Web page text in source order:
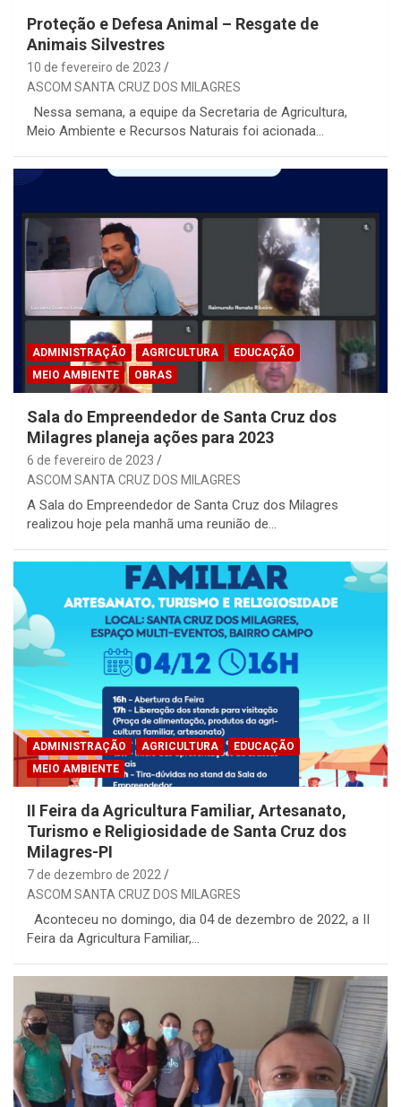
Proteção e Defesa Animal – Resgate de
Animais Silvestres
10 de fevereiro de 2023
ASCOM SANTA CRUZ DOS MILAGRES
Nessa semana, a equipe da Secretaria de Agricultura,
Meio Ambiente e Recursos Naturais foi acionada…
ADMINISTRAÇÃO AGRICULTURA
EDUCAÇÃO
MEIO AMBIENTE
OBRAS
Sala do Empreendedor de Santa Cruz dos
Milagres planeja ações para 2023
6 de fevereiro de 2023
ASCOM SANTA CRUZ DOS MILAGRES
A Sala do Empreendedor de Santa Cruz dos Milagres
realizou hoje pela manhã uma reunião de…
ADMINISTRAÇÃO AGRICULTURA
EDUCAÇÃO
MEIO AMBIENTE
II Feira da Agricultura Familiar, Artesanato,
Turismo e Religiosidade de Santa Cruz dos
Milagres-PI
7 de dezembro de 2022
ASCOM SANTA CRUZ DOS MILAGRES
Aconteceu no domingo, dia 04 de dezembro de 2022, a II
Feira da Agricultura Familiar,…